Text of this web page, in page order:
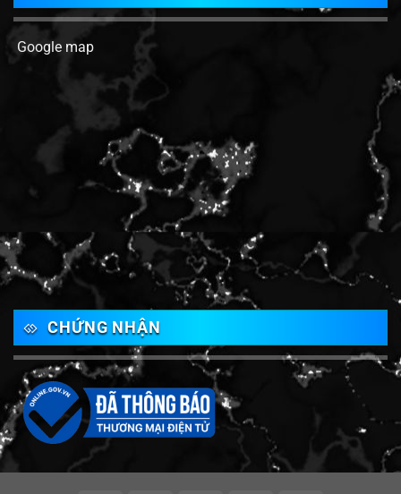
Google map
CHỨNG NHẬN